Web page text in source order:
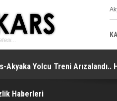
Akyaka Yolcu Treni Arızalandı..
Haberleri